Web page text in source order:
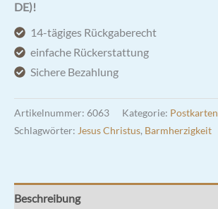
DE)!
14-tägiges Rückgaberecht
einfache Rückerstattung
Sichere Bezahlung
Artikelnummer: 6063 Kategorie: Postkarten
Schlagwörter: Jesus Christus, Barmherzigkeit
Beschreibung